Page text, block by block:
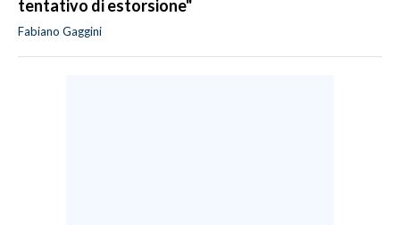
tentativo di estorsione"
Fabiano Gaggini